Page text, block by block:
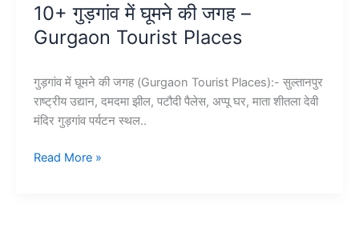
10+ गुड़गांव में घूमने की जगह –
Gurgaon Tourist Places
गुड़गांव में घूमने की जगह (Gurgaon Tourist Places):- सुल्तानपुर
राष्ट्रीय उद्यान, दमदमा झील, पटौदी पैलेस, अप्पू घर, माता शीतला देवी
मंदिर गुड़गांव पर्यटन स्थल..
10+
Read More »